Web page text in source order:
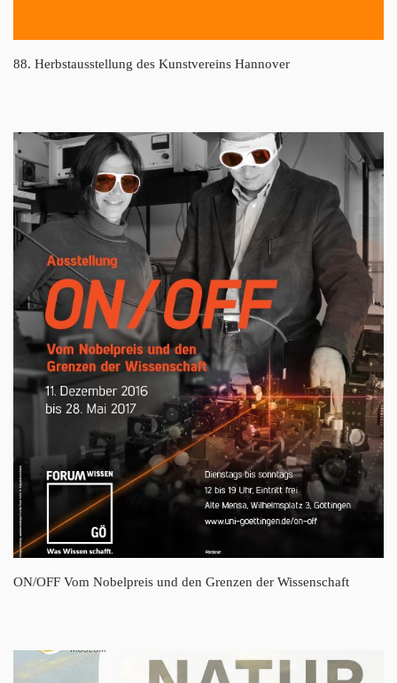
88. Herbstausstellung des Kunstvereins Hannover
ON/OFF Vom Nobelpreis und den Grenzen der Wissenschaft